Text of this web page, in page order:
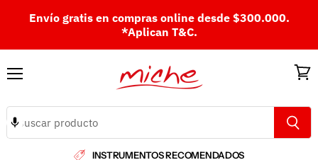
Envío gratis en compras online desde $300.000.
*Aplican T&C.
INSTRUMENTOS RECOMENDADOS